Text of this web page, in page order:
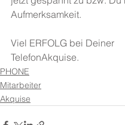
Aufmerksamkeit.
Viel ERFOLG bei Deiner
TelefonAkquise.
PHONE
Mitarbeiter
Akquise